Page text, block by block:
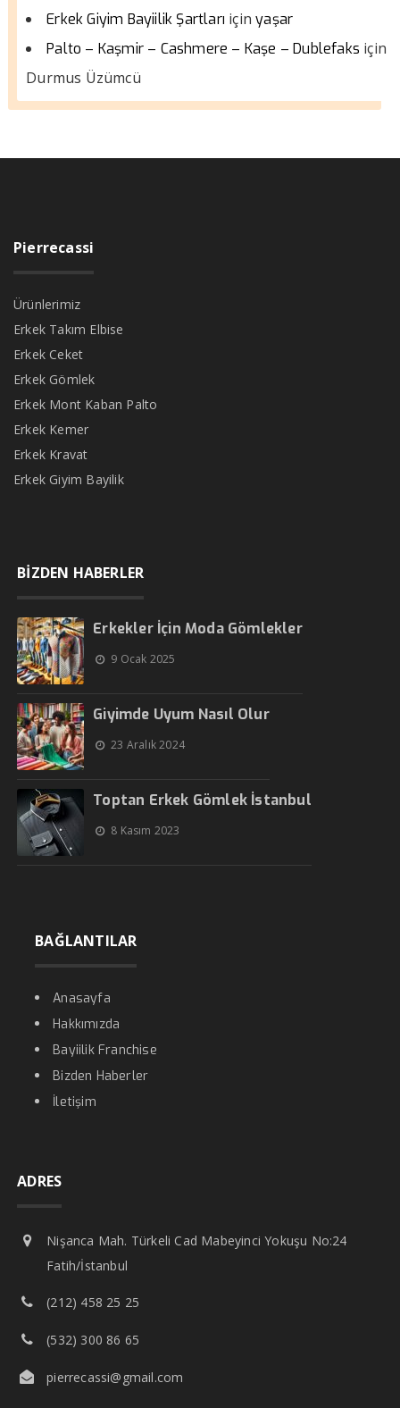
Erkek Giyim Bayiilik Şartları içinyaşar
Palto – Kaşmir – Cashmere – Kaşe – Dublefaks için
Durmus Üzümcü
Pierrecassi
Ürünlerimiz
Erkek Takım Elbise
Erkek Ceket
Erkek Gömlek
Erkek Mont Kaban Palto
Erkek Kemer
Erkek Kravat
Erkek Giyim Bayilik
BİZDEN HABERLER
Erkekler İçin Moda Gömlekler
9 Ocak 2025
Giyimde Uyum Nasıl Olur
23 Aralık 2024
Toptan Erkek Gömlek İstanbul
8 Kasım 2023
BAĞLANTILAR
Anasayfa
Hakkımızda
Bayiilik Franchise
Bizden Haberler
İletişim
ADRES
Nişanca Mah. Türkeli Cad Mabeyinci Yokuşu No:24
Fatih/İstanbul
(212) 458 25 25
(532) 300 86 65
pierrecassi@gmail.com